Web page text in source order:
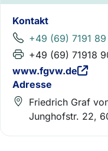
Kontakt
+49 (69) 7191
+49 (69) 71918
www.fgvw.de
Adresse
Friedrich Graf
Junghofstr. 22,